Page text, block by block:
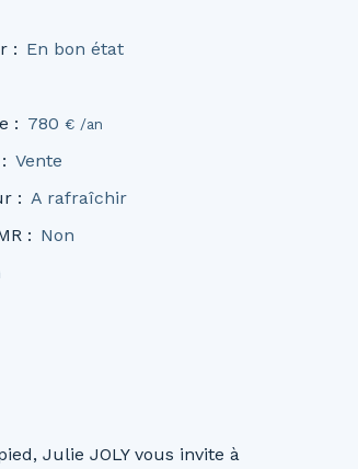
: En bon état
: 780 € /an
: Vente
: A rafraîchir
: Non
Julie JOLY vous invite à